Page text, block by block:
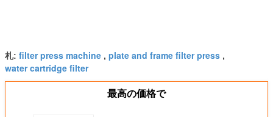
札: filter press machine , plate and frame filter press ,
water cartridge filter
最高の価格で